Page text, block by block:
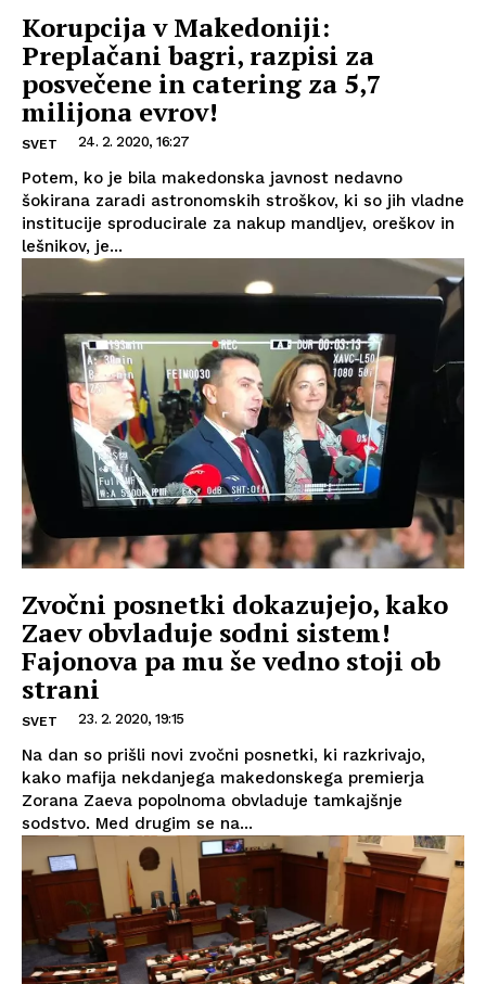
Korupcija v Makedoniji:
Preplačani bagri, razpisi za
posvečene in catering za 5,7
milijona evrov!
SVET 24. 2. 2020, 16:27
Potem, ko je bila makedonska javnost nedavno
šokirana zaradi astronomskih stroškov, ki so jih vladne
institucije sproducirale za nakup mandljev, oreškov in
lešnikov, je...
Zvočni posnetki dokazujejo, kako
Zaev obvladuje sodni sistem!
Fajonova pa mu še vedno stoji ob
strani
SVET 23. 2. 2020, 19:15
Na dan so prišli novi zvočni posnetki, ki razkrivajo,
kako mafija nekdanjega makedonskega premierja
Zorana Zaeva popolnoma obvladuje tamkajšnje
sodstvo. Med drugim se na...